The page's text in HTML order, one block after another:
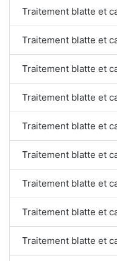
Traitement blatte et
Traitement blatte et
Traitement blatte et
Traitement blatte et
Traitement blatte et
Traitement blatte et
Traitement blatte et
Traitement blatte et
Traitement blatte et